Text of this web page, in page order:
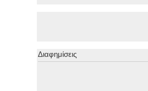
Διαφημίσεις